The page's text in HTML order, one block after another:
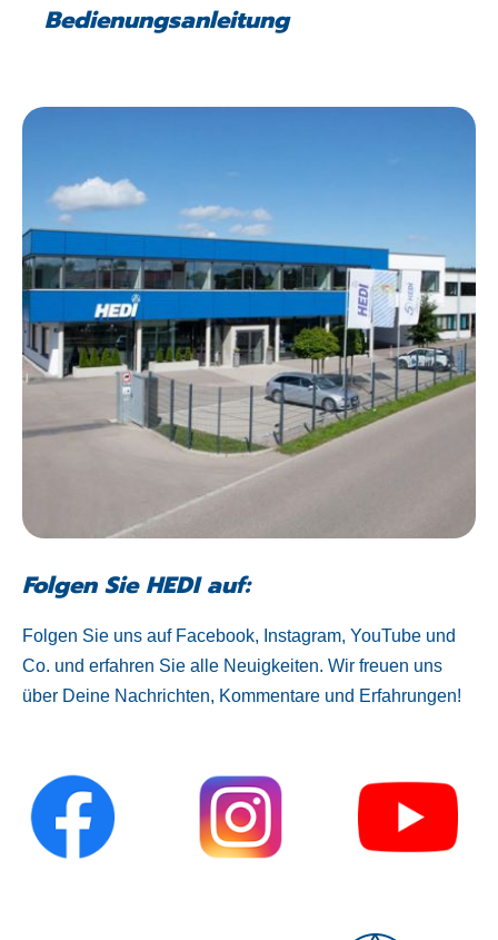
Bedienungsanleitung
Folgen Sie HEDI auf:
Folgen Sie uns auf Facebook, Instagram, YouTube und
Co. und erfahren Sie alle Neuigkeiten. Wir freuen uns
über Deine Nachrichten, Kommentare und Erfahrungen!